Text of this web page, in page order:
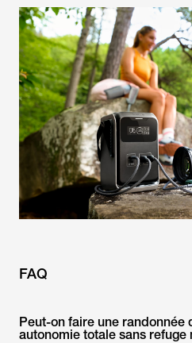
FAQ
Peut-on faire une randonnée
autonomie totale sans refuge